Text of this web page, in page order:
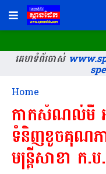
គេហទំព័រចាស់
Home
កាកសំណល់មី អ
ទំនិញខូចគុណភា
មន្ត្រីសាខា